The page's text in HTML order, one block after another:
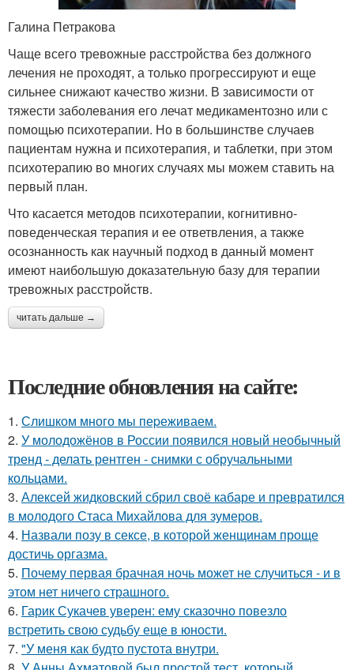
Галина Петракова
Чаще всего тревожные расстройства без должного
лечения не проходят, а только прогрессируют и еще
сильнее снижают качество жизни. В зависимости от
тяжести заболевания его лечат медикаментозно или с
помощью психотерапии. Но в большинстве случаев
пациентам нужна и психотерапия, и таблетки, при этом
психотерапию во многих случаях мы можем ставить на
первый план.
Что касается методов психотерапии, когнитивно-
поведенческая терапия и ее ответвления, а также
осознанность как научный подход в данный момент
имеют наибольшую доказательную базу для терапии
тревожных расстройств.
читать дальше →
Последние обновления на сайте:
1. Слишком много мы пеpеживаем.
2. У молодожёнов в России появился новый необычный
тренд - делать рентген - снимки с обручальными
кольцами.
3. Алексей жидковский сбрил своё кабаре и превратился
в молодого Стаса Михайлова для зумеров.
4. Назвали позу в сексе, в которой женщинам проще
достичь оргазма.
5. Почему первая брачная ночь может не случиться - и в
этом нет ничего страшного.
6. Гарик Сукачев уверен: ему сказочно повезло
встретить свою судьбу еще в юности.
7. "У меня как будто пустота внутри.